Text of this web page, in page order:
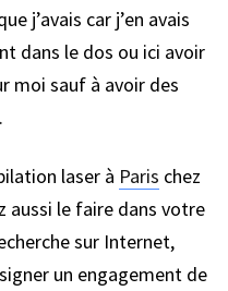
j’avais car j’en avais
dans le dos ou ici avoir
moi sauf à avoir des
laser à Paris chez
aussi le faire dans votre
sur Internet,
un engagement de